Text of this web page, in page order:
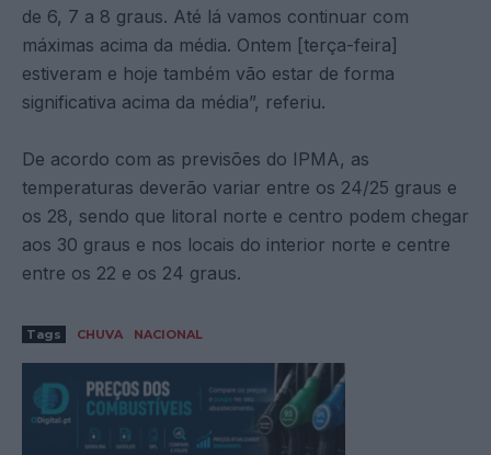
de 6, 7 a 8 graus. Até lá vamos continuar com
máximas acima da média. Ontem [terça-feira]
estiveram e hoje também vão estar de forma
significativa acima da média”, referiu.
De acordo com as previsões do IPMA, as
temperaturas deverão variar entre os 24/25 graus e
os 28, sendo que litoral norte e centro podem chegar
aos 30 graus e nos locais do interior norte e centre
entre os 22 e os 24 graus.
Tags CHUVA NACIONAL